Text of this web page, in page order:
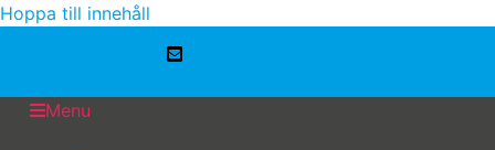
Hoppa till innehåll
Menu